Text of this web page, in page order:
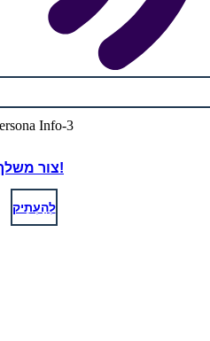
צור משלך!
לְהַעְתִיק